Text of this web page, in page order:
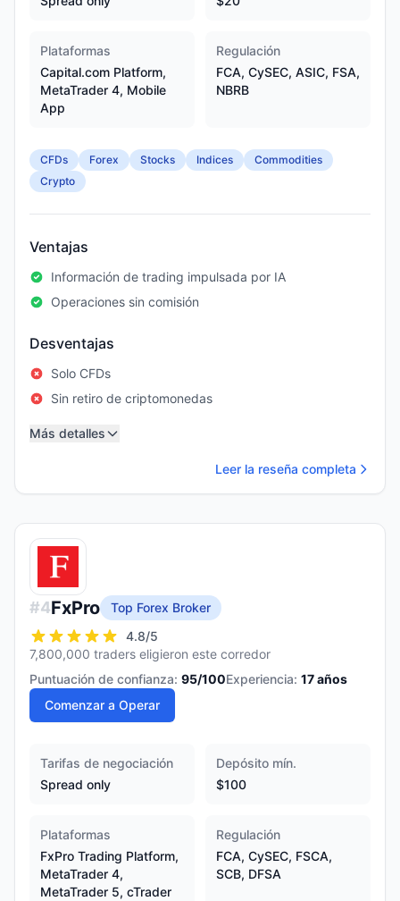
Plataformas
Capital.com Platform,
MetaTrader 4, Mobile
App
Regulación
FCA, CySEC, ASIC, FSA,
NBRB
CFDs Forex Stocks Indices
Commodities
Crypto
Ventajas
Información de trading impulsada por IA
Operaciones sin comisión
Desventajas
Solo CFDs
Sin retiro de criptomonedas
Más detalles
Leer la reseña completa
#4FxPro
Top Forex Broker
4.8/5
7,800,000 traders eligieron este corredor
Puntuación de confianza: 95/100Experiencia: 17años
Comenzar a Operar
Tarifas de negociación
Spread only
Depósito mín.
$100
Plataformas
FxPro Trading Platform,
MetaTrader 4,
MetaTrader 5, cTrader
Regulación
FCA, CySEC, FSCA,
SCB, DFSA